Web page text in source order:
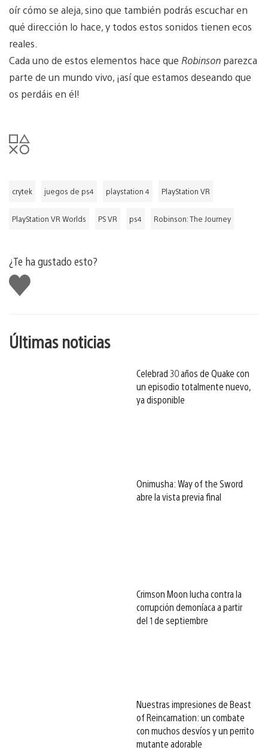
oír cómo se aleja, sino que también podrás escuchar en
qué dirección lo hace, y todos estos sonidos tienen ecos
reales.
Cada uno de estos elementos hace que Robinson parezca
parte de un mundo vivo, ¡así que estamos deseando que
os perdáis en él!
crytek juegos de ps4 playstation 4 PlayStation VR
PlayStation VR Worlds PS VR ps4 Robinson: The Journey
¿Te ha gustado esto?
Me
gusta
Últimas noticias
Celebrad 30 años de Quake con
un episodio totalmente nuevo,
ya disponible
Onimusha: Way of the Sword
abre la vista previa final
Crimson Moon lucha contra la
corrupción demoníaca a partir
del 1 de septiembre
Nuestras impresiones de Beast
of Reincarnation: un combate
con muchos desvíos y un perrito
mutante adorable